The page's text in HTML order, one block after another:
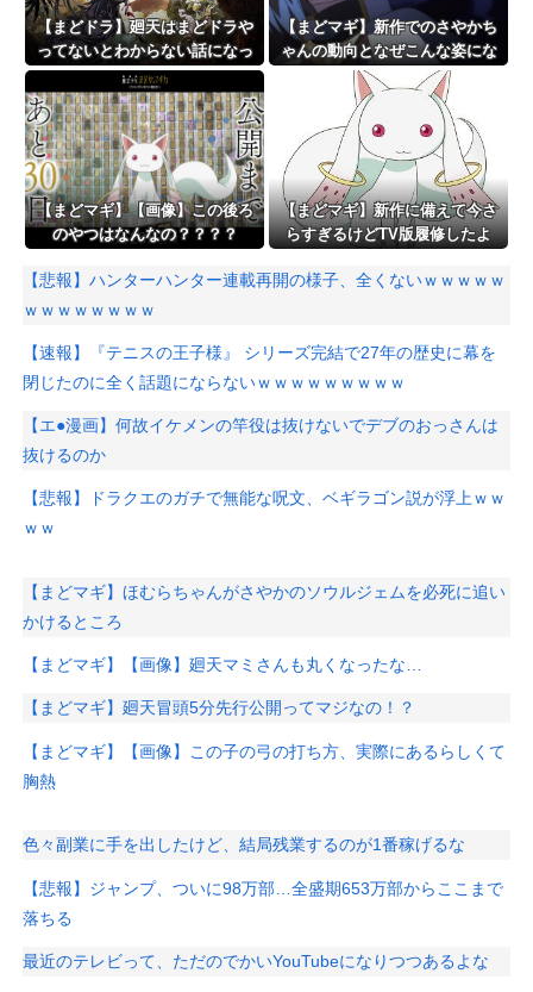
【まどドラ】廻天はまどドラや
ってないとわからない話になっ
たりするんかな
【まどマギ】新作でのさやかち
ゃんの動向となぜこんな姿にな
っているのかが気になる
【まどマギ】【画像】この後ろ
のやつはなんなの？？？？
【まどマギ】新作に備えて今さ
らすぎるけどTV版履修したよ
【悲報】ハンターハンター連載再開の様子、全くないｗｗｗｗｗ
ｗｗｗｗｗｗｗｗ
【速報】『テニスの王子様』 シリーズ完結で27年の歴史に幕を
閉じたのに全く話題にならないｗｗｗｗｗｗｗｗｗ
【エ●漫画】何故イケメンの竿役は抜けないでデブのおっさんは
抜けるのか
【悲報】ドラクエのガチで無能な呪文、ベギラゴン説が浮上ｗｗ
ｗｗ
【まどマギ】ほむらちゃんがさやかのソウルジェムを必死に追い
かけるところ
【まどマギ】【画像】廻天マミさんも丸くなったな…
【まどマギ】廻天冒頭5分先行公開ってマジなの！？
【まどマギ】【画像】この子の弓の打ち方、実際にあるらしくて
胸熱
色々副業に手を出したけど、結局残業するのが1番稼げるな
【悲報】ジャンプ、ついに98万部…全盛期653万部からここまで
落ちる
最近のテレビって、ただのでかいYouTubeになりつつあるよな